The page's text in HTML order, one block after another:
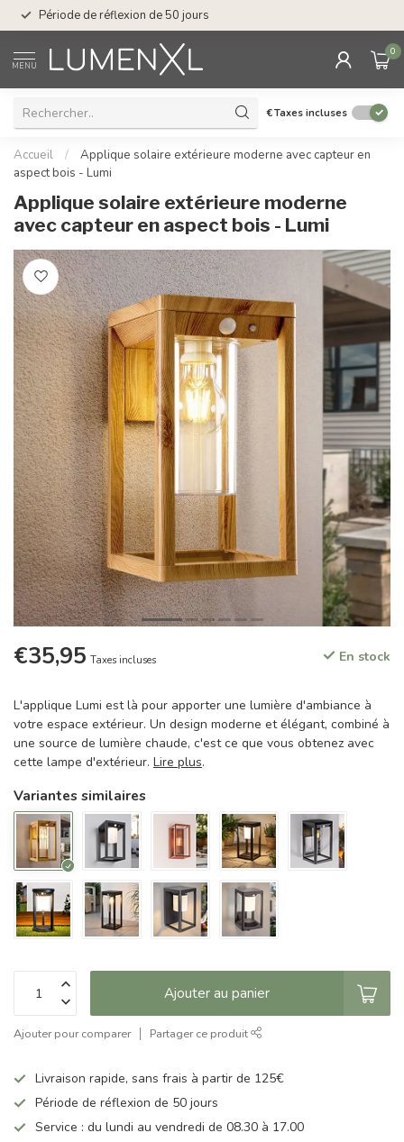
Période de réflexion de 50 jours
MENU
0
€Taxes incluses
Accueil /
Applique solaire extérieure moderne avec capteur en
aspect bois - Lumi
Applique solaire extérieure moderne
avec capteur en aspect bois - Lumi
€35,95 Taxes incluses En stock
L'applique Lumi est là pour apporter une lumière d'ambiance à
votre espace extérieur. Un design moderne et élégant, combiné à
une source de lumière chaude, c'est ce que vous obtenez avec
cette lampe d'extérieur. Lire plus.
Variantes similaires
Ajouter au panier
Ajouter pour comparer Partager ce produit
Livraison rapide, sans frais à partir de 125€
Période de réflexion de 50 jours
Service : du lundi au vendredi de 08.30 à 17.00